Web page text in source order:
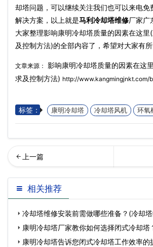
却塔问题，可以继续关注我们也可以来电免
解决方案，以上就是马利冷却塔维修厂家广
大家整理影响康明冷却塔质量的因素在这里
及控制方法)的全部内容了，希望对大家有所
文章来源： 影响康明冷却塔质量的因素在这
求及控制方法) http://www.kangmingjnkt.com/
标签： 康明冷却塔 冷却塔风机 环氧
式冷却塔的操作守则(闭式冷
却塔一套多少钱)…
东冷却
相关推荐
冷却塔维修安装前需做哪些准备？(冷却
康明冷却塔厂家教你如何选择闭式冷却塔
厂家康明冷却塔告诉您闭式冷却塔工作效率的